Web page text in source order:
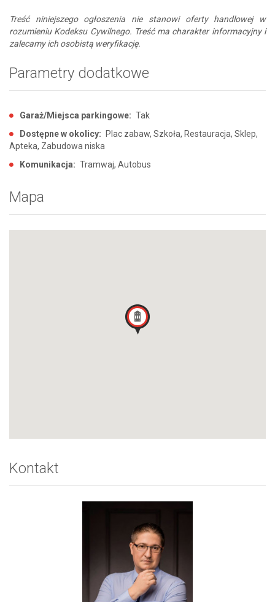
Treść niniejszego ogłoszenia nie stanowi oferty handlowej w
rozumieniu Kodeksu Cywilnego. Treść ma charakter informacyjny i
zalecamy ich osobistą weryfikację.
Parametry dodatkowe
Garaż/Miejsca parkingowe: Tak
Dostępne w okolicy: Plac zabaw, Szkoła, Restauracja, Sklep,
Apteka, Zabudowa niska
Komunikacja: Tramwaj, Autobus
Mapa
Kontakt